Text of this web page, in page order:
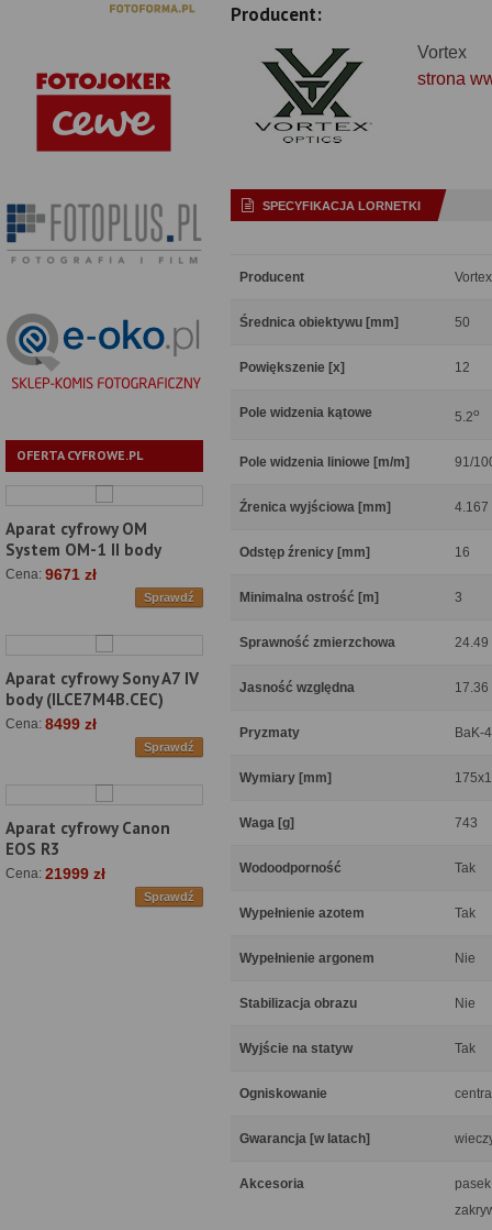
OFERTA CYFROWE.PL
Aparat cyfrowy OM
System OM-1 II body
Cena: 9671 zł
Sprawdź
Aparat cyfrowy Sony A7 IV
body (ILCE7M4B.CEC)
Cena: 8499 zł
Sprawdź
Aparat cyfrowy Canon
EOS R3
Cena: 21999 zł
Sprawdź
Producent:
Vortex
strona
SPECYFIKACJA LORNETKI
Producent Vortex
Średnica obiektywu [mm] 50
Powiększenie [x] 12
Pole widzenia kątowe 5.2o
Pole widzenia liniowe [m/m] 91/
Źrenica wyjściowa [mm] 4.167
Odstęp źrenicy [mm] 16
Minimalna ostrość [m] 3
Sprawność zmierzchowa 24.49
Jasność względna 17.36
Pryzmaty BaK-
Wymiary [mm]
Waga [g] 743
Wodoodporność Tak
Wypełnienie azotem Tak
Wypełnienie argonem Nie
Stabilizacja obrazu Nie
Wyjście na statyw Tak
Ogniskowanie
Gwarancja [w latach]
Akcesoria